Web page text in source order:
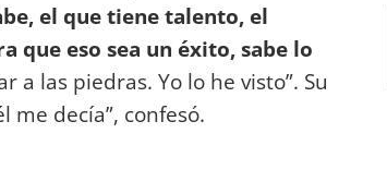
el que tiene talento, el
que eso sea un éxito, sabe lo
a las piedras. Yo lo he visto”. Su
me decía”, confesó.